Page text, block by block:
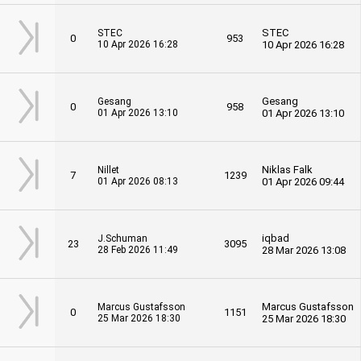
0
STEC
10 Apr 2026 16:28
953
STEC
10 Apr 2026 16:28
0
Gesang
01 Apr 2026 13:10
958
Gesang
01 Apr 2026 13:10
7
Nillet
01 Apr 2026 08:13
1239
Niklas Falk
01 Apr 2026 09:44
23
J.Schuman
28 Feb 2026 11:49
3095
iqbad
28 Mar 2026 13:08
0
Marcus Gustafsson
25 Mar 2026 18:30
1151
Marcus Gustafsson
25 Mar 2026 18:30